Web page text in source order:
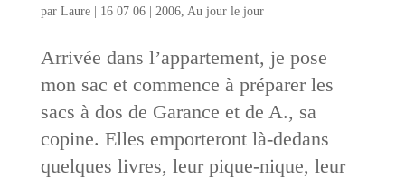
par Laure| 16 07 06| 2006, Au jour le jour
Arrivée dans l’appartement, je pose
mon sac et commence à préparer les
sacs à dos de Garance et de A., sa
copine. Elles emporteront là-dedans
quelques livres, leur pique-nique, leur